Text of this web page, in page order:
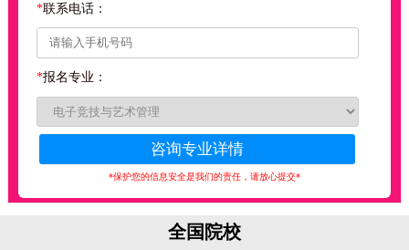
杨*杰
魏*鑫
安*浩
赵*熙
上海亿鱼电子商务
网络销售
孙*博
信达教育科技
网络销售
钱*江
宏泽德慧广告 设计师助理
*联系电话：
*报名专业：
*保护您的信息安全是我们的责任，请放心提交*
全国院校